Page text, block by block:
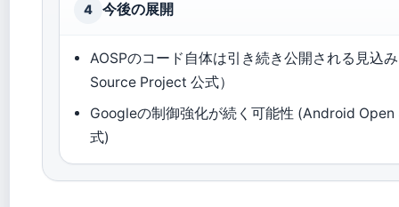
4 今後の展開
AOSPのコード自体は引き続き公開される見込
Source Project 公式）
Googleの制御強化が続く可能性 (Android
式)